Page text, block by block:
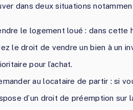
dans deux situations
le logement loué : dans cette
le droit de vendre un bien à un
pour l’achat.
au locataire de partir : si
d’un droit de préemption sur